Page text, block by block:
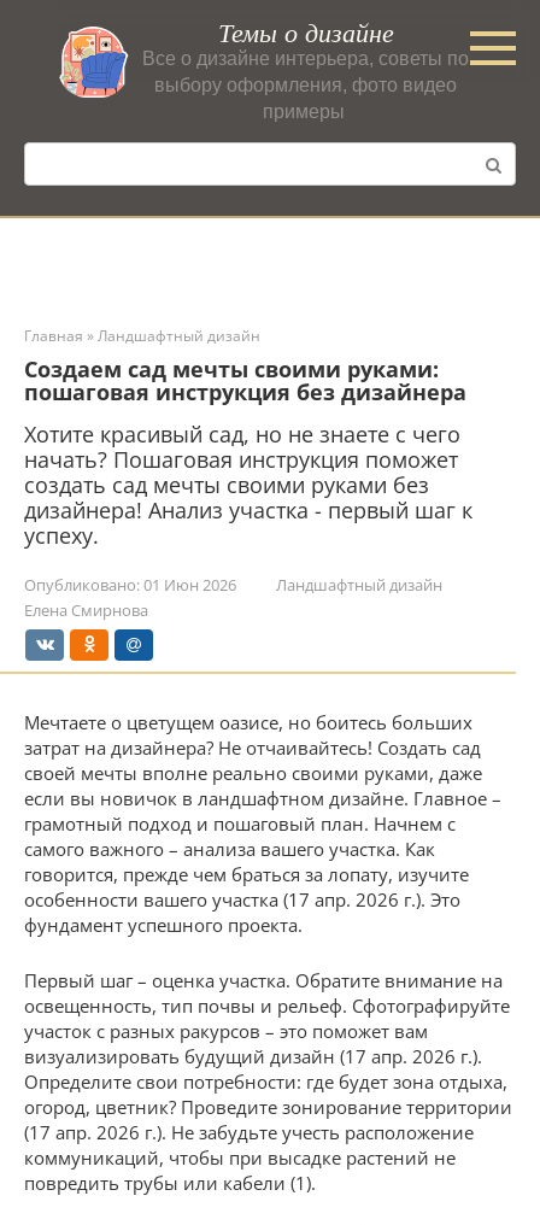
контенту
Темы о дизайне
Все о дизайне интерьера, советы по
выбору оформления, фото видео
примеры
Поиск:
Главная »Ландшафтный дизайн
Создаем сад мечты своими руками:
пошаговая инструкция без дизайнера
Хотите красивый сад, но не знаете с чего
начать? Пошаговая инструкция поможет
создать сад мечты своими руками без
дизайнера! Анализ участка - первый шаг к
успеху.
Опубликовано:01 Июн 2026
Ландшафтный дизайн
Елена Смирнова
Мечтаете о цветущем оазисе, но боитесь больших
затрат на дизайнера? Не отчаивайтесь! Создать сад
своей мечты вполне реально своими руками, даже
если вы новичок в ландшафтном дизайне. Главное –
грамотный подход и пошаговый план. Начнем с
самого важного – анализа вашего участка. Как
говорится, прежде чем браться за лопату, изучите
особенности вашего участка (17 апр. 2026 г.). Это
фундамент успешного проекта.
Первый шаг – оценка участка. Обратите внимание на
освещенность, тип почвы и рельеф. Сфотографируйте
участок с разных ракурсов – это поможет вам
визуализировать будущий дизайн (17 апр. 2026 г.).
Определите свои потребности: где будет зона отдыха,
огород, цветник? Проведите зонирование территории
(17 апр. 2026 г.). Не забудьте учесть расположение
коммуникаций, чтобы при высадке растений не
повредить трубы или кабели (1).